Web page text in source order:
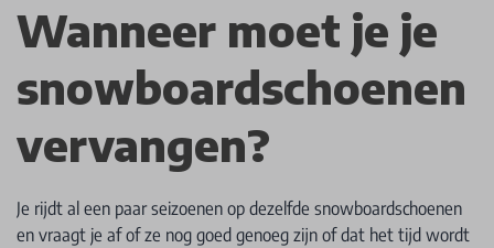
Wanneer moet je je
snowboardschoenen
vervangen?
Je rijdt al een paar seizoenen op dezelfde snowboardschoenen
en vraagt je af of ze nog goed genoeg zijn of dat het tijd wordt